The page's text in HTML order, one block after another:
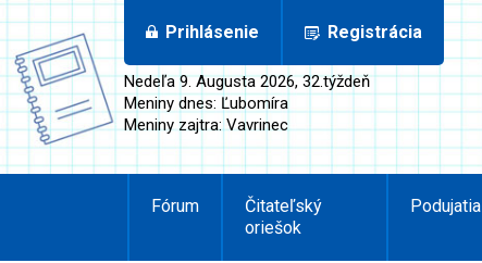
Prihlásenie Registrácia
Nedeľa 9. Augusta 2026, 32.týždeň
Meniny dnes: Ľubomíra
Meniny zajtra: Vavrinec
Fórum
Čitateľský
oriešok
Podujatia